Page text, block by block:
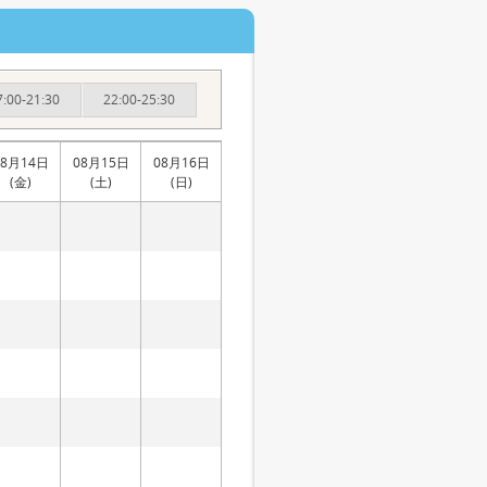
21:30 22:00-25:30
月14日
(金)
08月15日
(土)
08月16日
(日)